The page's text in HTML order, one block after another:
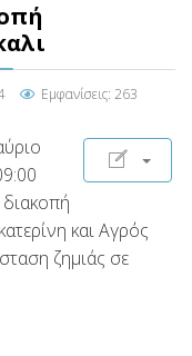
Εμφανίσεις: 263
και Αγρός
ζημιάς σε